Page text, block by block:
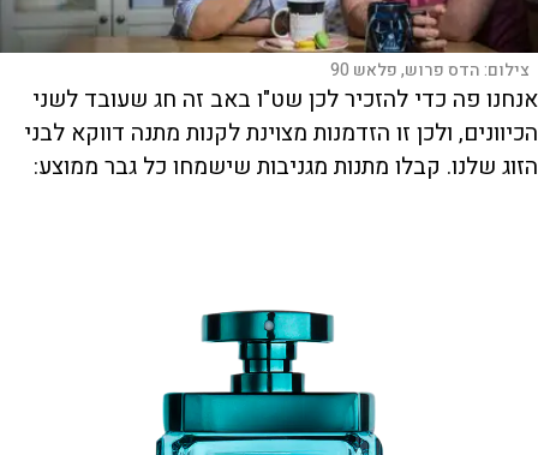
צילום:הדס פרוש, פלאש 90
אנחנו פה כדי להזכיר לכן שט"ו באב זה חג שעובד לשני
הכיוונים, ולכן זו הזדמנות מצוינת לקנות מתנה דווקא לבני
הזוג שלנו. קבלו מתנות מגניבות שישמחו כל גבר ממוצע: